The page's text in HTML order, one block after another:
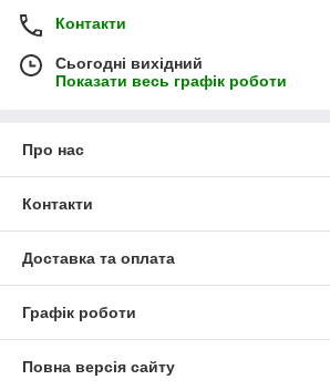
Контакти
Сьогодні вихідний
Показати весь графік роботи
Про нас
Контакти
Доставка та оплата
Графік роботи
Повна версія сайту